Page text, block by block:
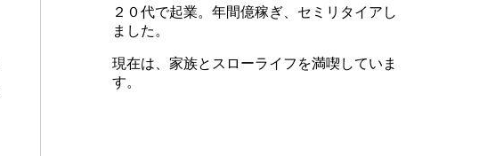
２０代で起業。 年間億稼ぎ、 セミリタイアし
ました。
現在は、 家族とスローライフを満喫していま
す。